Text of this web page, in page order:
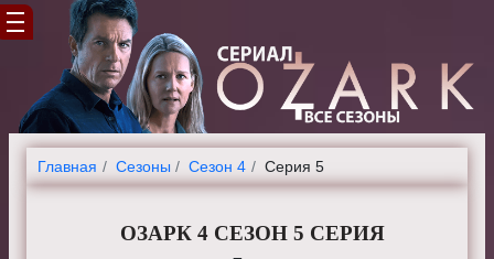
Главная Cезоны Сезон 4 Серия 5
ОЗАРК 4 СЕЗОН 5 СЕРИЯ